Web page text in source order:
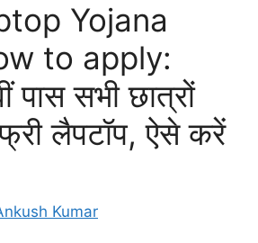
Yojana
to apply:
पास सभी छात्रों
लैपटॉप, ऐसे करें
Kumar